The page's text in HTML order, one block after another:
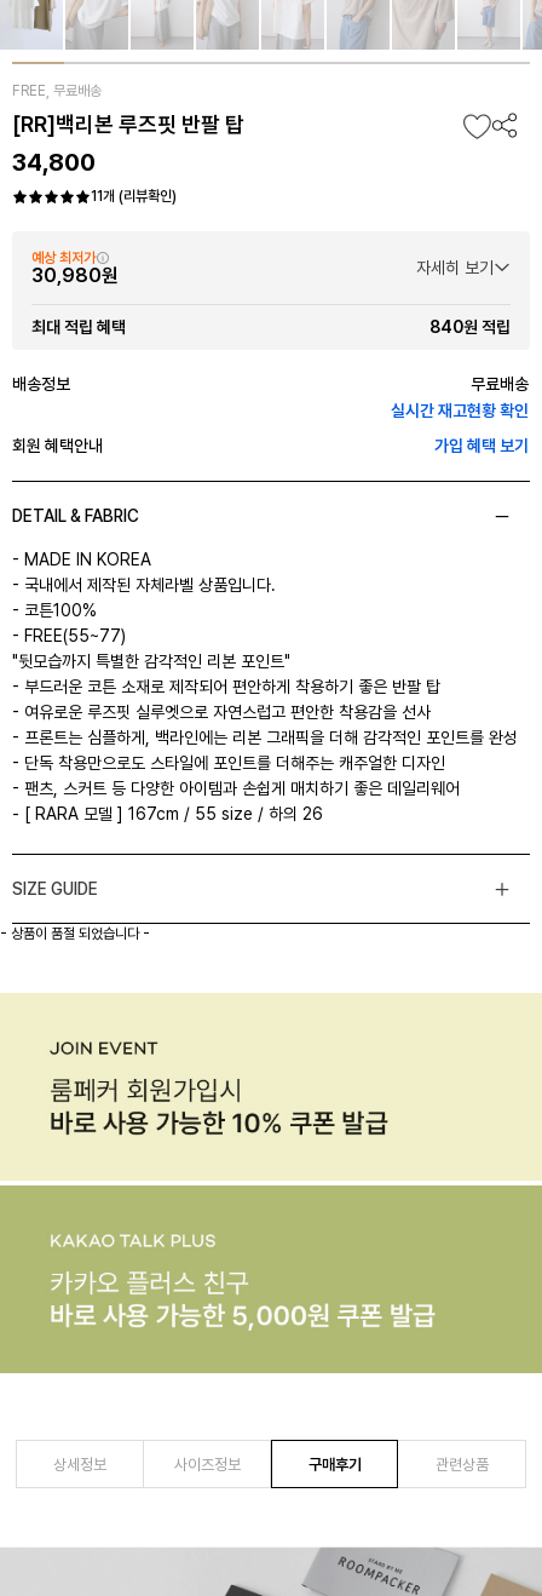
FREE, 무료배송
[RR]백리본 루즈핏 반팔 탑
34,800
11개 (리뷰확인)
예상 최저가
30,980원 자세히 보기
최대 적립 혜택 840원 적립
배송정보
무료배송
실시간 재고현황 확인
회원 혜택안내
가입 혜택 보기
DETAIL & FABRIC
- MADE IN KOREA
- 국내에서 제작된 자체라벨 상품입니다.
- 코튼100%
- FREE(55~77)
"뒷모습까지 특별한 감각적인 리본 포인트"
- 부드러운 코튼 소재로 제작되어 편안하게 착용하기 좋은 반팔 탑
- 여유로운 루즈핏 실루엣으로 자연스럽고 편안한 착용감을 선사
- 프론트는 심플하게, 백라인에는 리본 그래픽을 더해 감각적인 포인트를 완성
- 단독 착용만으로도 스타일에 포인트를 더해주는 캐주얼한 디자인
- 팬츠, 스커트 등 다양한 아이템과 손쉽게 매치하기 좋은 데일리웨어
- [ RARA 모델 ] 167cm / 55 size / 하의 26
SIZE GUIDE
- 상품이 품절 되었습니다 -
상세정보 사이즈정보 구매후기 관련상품